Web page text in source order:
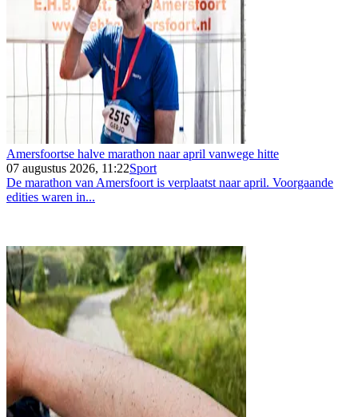
Amersfoortse halve marathon naar april vanwege hitte
07 augustus 2026, 11:22Sport
De marathon van Amersfoort is verplaatst naar april. Voorgaande
edities waren in...